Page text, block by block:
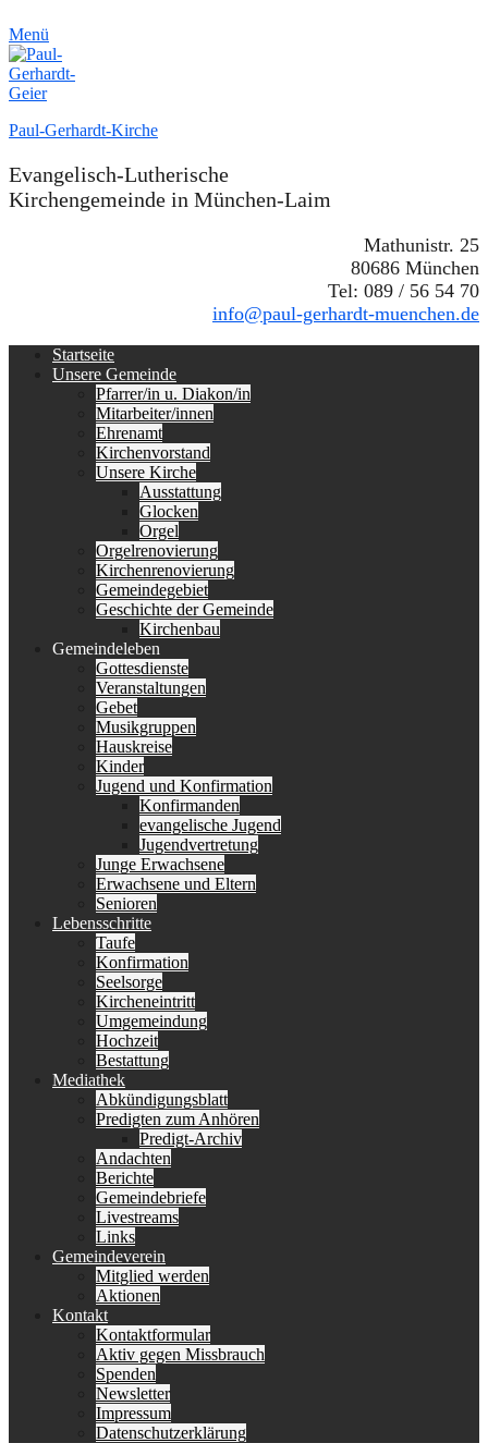
Menü
Paul-Gerhardt-Kirche
Evangelisch-Lutherische
Kirchengemeinde in München-Laim
Mathunistr. 25
80686 München
Tel: 089 / 56 54 70
info@paul-gerhardt-muenchen.de
Erstes
Menü
Startseite
Unsere Gemeinde
Pfarrer/in u. Diakon/in
Mitarbeiter/innen
Ehrenamt
Kirchenvorstand
Unsere Kirche
Ausstattung
Glocken
Orgel
Orgelrenovierung
Kirchenrenovierung
Gemeindegebiet
Geschichte der Gemeinde
Kirchenbau
Gemeindeleben
Gottesdienste
Veranstaltungen
Gebet
Musikgruppen
Hauskreise
Kinder
Jugend und Konfirmation
Konfirmanden
evangelische Jugend
Jugendvertretung
Junge Erwachsene
Erwachsene und Eltern
Senioren
Lebensschritte
Taufe
Konfirmation
Seelsorge
Kircheneintritt
Umgemeindung
Hochzeit
Bestattung
Mediathek
Abkündigungsblatt
Predigten zum Anhören
Predigt-Archiv
Andachten
Berichte
Gemeindebriefe
Livestreams
Links
Gemeindeverein
Mitglied werden
Aktionen
Kontakt
Kontaktformular
Aktiv gegen Missbrauch
Spenden
Newsletter
Impressum
Datenschutzerklärung